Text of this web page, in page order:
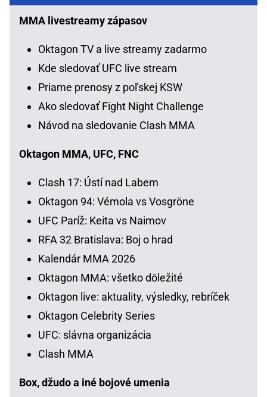
MMA livestreamy zápasov
Oktagon TV a live streamy zadarmo
Kde sledovať UFC live stream
Priame prenosy z poľskej KSW
Ako sledovať Fight Night Challenge
Návod na sledovanie Clash MMA
Oktagon MMA, UFC, FNC
Clash 17: Ústí nad Labem
Oktagon 94: Vémola vs Vosgröne
UFC Paríž: Keita vs Naimov
RFA 32 Bratislava: Boj o hrad
Kalendár MMA 2026
Oktagon MMA: všetko dôležité
Oktagon live: aktuality, výsledky, rebríček
Oktagon Celebrity Series
UFC: slávna organizácia
Clash MMA
Box, džudo a iné bojové umenia